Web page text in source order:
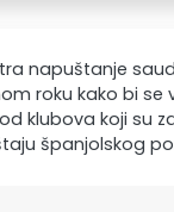
napuštanje
roku kako bi se
klubova koji su
španjolskog